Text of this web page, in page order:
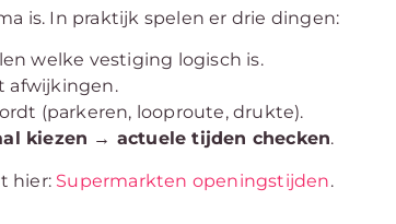
is. In praktijk spelen er drie dingen:
welke vestiging logisch is.
afwijkingen.
(parkeren, looproute, drukte).
kiezen → actuele tijden checken.
hier: Supermarkten openingstijden.